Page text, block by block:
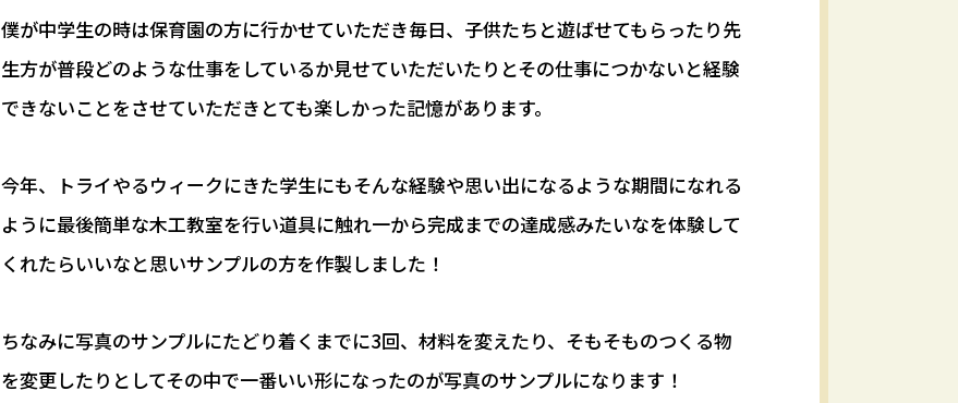
僕が中学生の時は保育園の方に行かせていただき毎日、子供たちと遊ばせてもらったり先
生方が普段どのような仕事をしているか見せていただいたりとその仕事につかないと経験
できないことをさせていただきとても楽しかった記憶があります。
今年、トライやるウィークにきた学生にもそんな経験や思い出になるような期間になれる
ように最後簡単な木工教室を行い道具に触れ一から完成までの達成感みたいなを体験して
くれたらいいなと思いサンプルの方を作製しました！
ちなみに写真のサンプルにたどり着くまでに3回、材料を変えたり、そもそものつくる物
を変更したりとしてその中で一番いい形になったのが写真のサンプルになります！